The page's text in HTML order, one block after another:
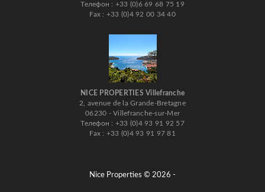
Телефон : +33 (0)6 69 68 75 19
Fax : +33 (0)4 92 00 34 40
NICE PROPERTIES Villefranche
2, avenue de la Grande-Bretagne
06230 - Villefranche-sur-Mer
Телефон : +33 (0)4 93 91 92 57
Fax : +33 (0)4 93 91 97 81
Nice Properties © 2026 -